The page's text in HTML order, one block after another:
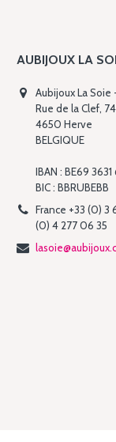
AUBIJOUX LA
Aubijoux La Soie
Rue de la Clef,
4650 Herve
BELGIQUE
IBAN : BE69
BIC : BBRUBEBB
France +33 (0) 3
(0) 4 277 06 35